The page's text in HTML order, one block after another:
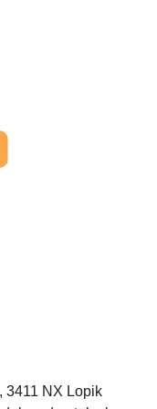
3411 NX Lopik